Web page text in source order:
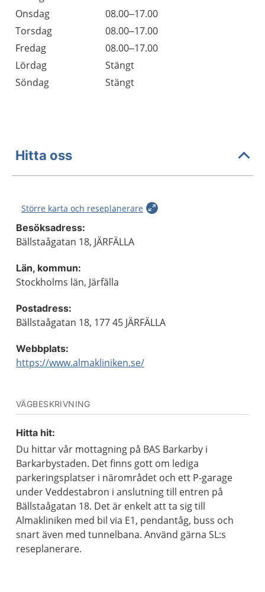
Onsdag
08.00–17.00
Torsdag
08.00–17.00
Fredag
08.00–17.00
Lördag
Stängt
Söndag
Stängt
Hitta oss
Större karta och reseplanerare
Besöksadress:
Bällstaågatan 18, JÄRFÄLLA
Län, kommun:
Stockholms län, Järfälla
Postadress:
Bällstaågatan 18, 177 45 JÄRFÄLLA
Webbplats:
https://www.almakliniken.se/
VÄGBESKRIVNING
Hitta hit:
Du hittar vår mottagning på BAS Barkarby i
Barkarbystaden. Det finns gott om lediga
parkeringsplatser i närområdet och ett P-garage
under Veddestabron i anslutning till entren på
Bällstaågatan 18. Det är enkelt att ta sig till
Almakliniken med bil via E1, pendantåg, buss och
snart även med tunnelbana. Använd gärna SL:s
reseplanerare.